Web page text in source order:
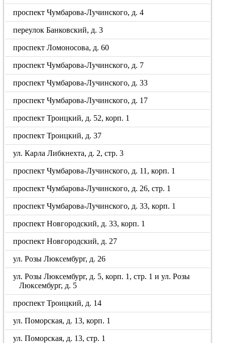
проспект Чумбарова-Лучинского, д. 4
переулок Банковский, д. 3
проспект Ломоносова, д. 60
проспект Чумбарова-Лучинского, д. 7
проспект Чумбарова-Лучинского, д. 33
проспект Чумбарова-Лучинского, д. 17
проспект Троицкий, д. 52, корп. 1
проспект Троицкий, д. 37
ул. Карла Либкнехта, д. 2, стр. 3
проспект Чумбарова-Лучинского, д. 11, корп. 1
проспект Чумбарова-Лучинского, д. 26, стр. 1
проспект Чумбарова-Лучинского, д. 33, корп. 1
проспект Новгородский, д. 33, корп. 1
проспект Новгородский, д. 27
ул. Розы Люксембург, д. 26
ул. Розы Люксембург, д. 5, корп. 1, стр. 1 и ул. Розы
Люксембург, д. 5
проспект Троицкий, д. 14
ул. Поморская, д. 13, корп. 1
ул. Поморская, д. 13, стр. 1